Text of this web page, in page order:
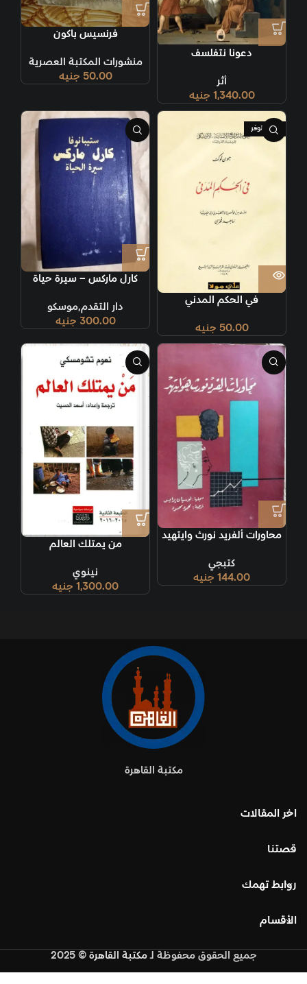
دعونا نتفلسف
أثر
1,340.00 جنيه
فرنسيس باكون
منشورات المكتبة العصرية
50.00 جنيه
غير متوفر
في الحكم المدني
50.00 جنيه
كارل ماركس – سيرة حياة
دار التقدم,موسكو
300.00 جنيه
محاورات ألفريد نورث وايتهيد
كتبجي
144.00 جنيه
من يمتلك العالم
نينوي
1,300.00 جنيه
مكتبة القاهرة
اخر المقالات
قصتنا
روابط تهمك
الأقسام
جميع الحقوق محفوظة لـمكتبة القاهرة © 2025